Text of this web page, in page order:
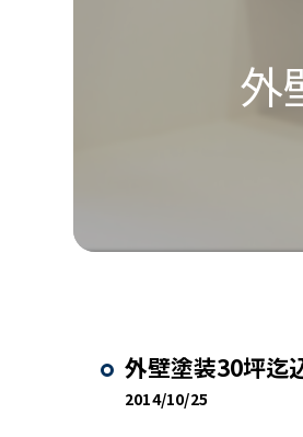
外
外壁塗装30坪
2014/10/25